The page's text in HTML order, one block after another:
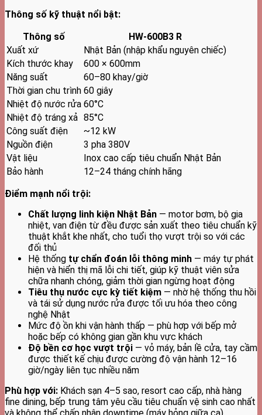
Thông số kỹ thuật nổi bật:
Thông số
HW-600B3 R
Xuất xứ
Nhật Bản (nhập khẩu nguyên chiếc)
Kích thước khay
600 × 600mm
Năng suất
60–80 khay/giờ
Thời gian chu trình 60 giây
Nhiệt độ nước rửa 60°C
Nhiệt độ tráng xả 85°C
Công suất điện
~12 kW
Nguồn điện
3 pha 380V
Vật liệu
Inox cao cấp tiêu chuẩn Nhật Bản
Bảo hành
12–24 tháng chính hãng
Điểm mạnh nổi trội:
Chất lượng linh kiện Nhật Bản — motor bơm, bộ gia
nhiệt, van điện từ đều được sản xuất theo tiêu chuẩn kỹ
thuật khắt khe nhất, cho tuổi thọ vượt trội so với các
đối thủ
Hệ thống tự chẩn đoán lỗi thông minh — máy tự phát
hiện và hiển thị mã lỗi chi tiết, giúp kỹ thuật viên sửa
chữa nhanh chóng, giảm thời gian ngừng hoạt động
Tiêu thụ nước cực kỳ tiết kiệm — nhờ hệ thống thu hồi
và tái sử dụng nước rửa được tối ưu hóa theo công
nghệ Nhật
Mức độ ồn khi vận hành thấp — phù hợp với bếp mở
hoặc bếp có không gian gần khu vực khách
Độ bền cơ học vượt trội — vỏ máy, bản lề cửa, tay cầm
được thiết kế chịu được cường độ vận hành 12–16
giờ/ngày liên tục nhiều năm
Phù hợp với: Khách sạn 4–5 sao, resort cao cấp, nhà hàng
fine dining, bếp trung tâm yêu cầu tiêu chuẩn vệ sinh cao nhất
và không thể chấp nhận downtime (máy hỏng giữa ca).